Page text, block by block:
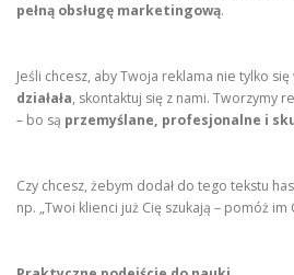
pełną obsługę marketingową.
Jeśli chcesz, aby Twoja reklama nie tylko
działała, skontaktuj się z nami. Tworzymy
– bo są przemyślane, profesjonalne i
Czy chcesz, żebym dodał do tego tekstu
np. „Twoi klienci już Cię szukają – pomóż im